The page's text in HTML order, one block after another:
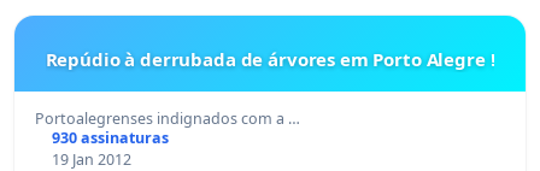
Repúdio à derrubada de árvores em Porto Alegre !
Portoalegrenses indignados com a …
930 assinaturas
19 Jan 2012